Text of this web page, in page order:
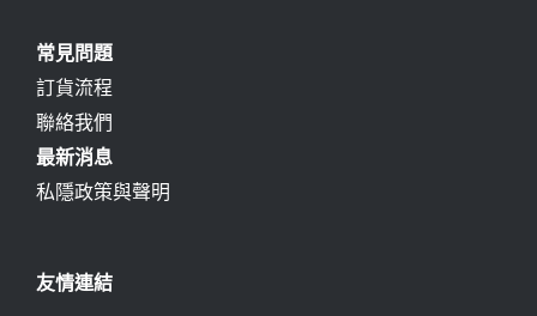
常見問題
訂貨流程
聯絡我們
最新消息
私隱政策與聲明
友情連結